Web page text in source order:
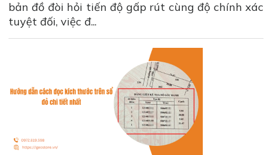
bản đồ đòi hỏi tiến độ gấp rút cùng độ chính xác
tuyệt đối, việc đ...